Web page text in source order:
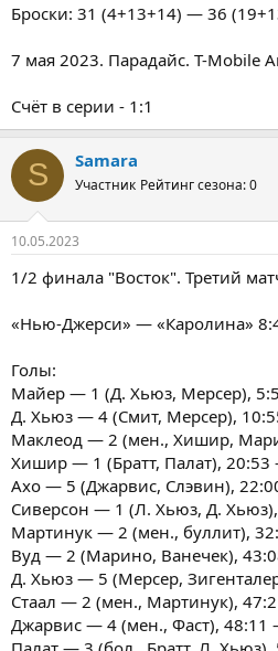
Броски: 31 (4+13+14) — 36
7 мая 2023. Парадайс. T-Mobile
Счёт в серии - 1:1
S Samara
Участник Рейтинг сезона: 0
10.05.2023
1/2 финала "Восток". Третий
«Нью-Джерси» — «Каролина»
Голы:
Майер — 1 (Д. Хьюз, Мерсер),
Д. Хьюз — 4 (Смит, Мерсер),
Маклеод — 2 (мен., Хишир,
Хишир — 1 (Братт, Палат),
Ахо — 5 (Джарвис, Слэвин),
Сиверсон — 1 (Л. Хьюз, Д.
Мартинук — 2 (мен., буллит),
Вуд — 2 (Марино, Ванечек),
Д. Хьюз — 5 (Мерсер,
Стаал — 2 (мен., Мартинук),
Джарвис — 4 (мен., Фаст), 48:11